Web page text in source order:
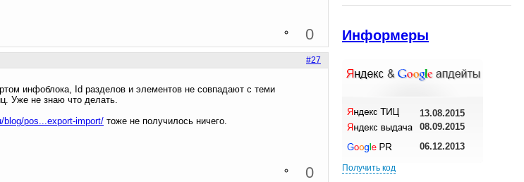
0
#27
инфоблока, Id разделов и элементов не совпадают с теми
Уже не знаю что делать.
blog/pos...export-import/ тоже не получилось ничего.
0
Информеры
13.08.2015
08.09.2015
06.12.2013
Получить код